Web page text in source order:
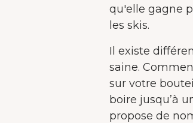
qu'elle gagne
les skis.
Il existe
saine.
sur votre
boire jusqu’à
propose de